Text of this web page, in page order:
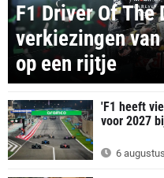
F1 Driver Of The
verkiezingen
op een rijtje
'F1 heeft
voor 2027
6